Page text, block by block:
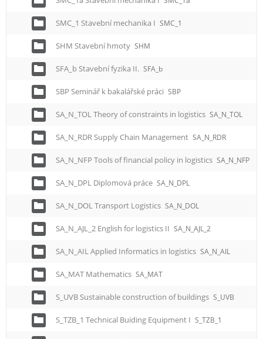
SMC_1 Stavební mechanika I SMC_1
SHM Stavební hmoty SHM
SFA_b Stavební fyzika II. SFA_b
SBP Seminář k bakalářské práci SBP
SA_N_TOL Theory of constraints in logistics SA_N_TOL
SA_N_RDR Supply Chain Management SA_N_RDR
SA_N_NFP Tools of financial policy in logistics SA_N_NFP
SA_N_DPL Diplomová práce SA_N_DPL
SA_N_DOL Transport Logistics SA_N_DOL
SA_N_AJL_2 English for logistics II SA_N_AJL_2
SA_N_AIL Applied Informatics in logistics SA_N_AIL
SA_MAT Mathematics SA_MAT
S_UVB Sustainable construction of buildings S_UVB
S_TZB_1 Technical Buiding Equipment I S_TZB_1